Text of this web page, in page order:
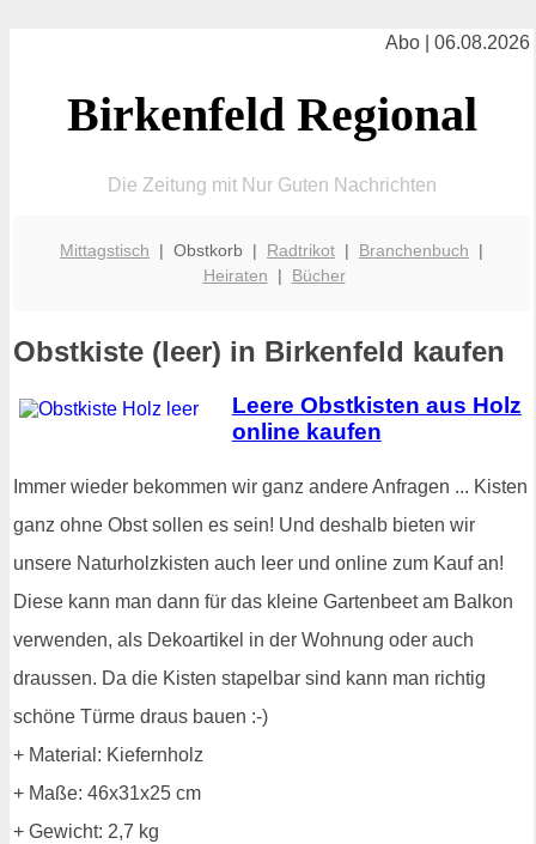
Abo | 06.08.2026
Birkenfeld Regional
Die Zeitung mit Nur Guten Nachrichten
Mittagstisch | Obstkorb | Radtrikot | Branchenbuch |
Heiraten | Bücher
Obstkiste (leer) in Birkenfeld kaufen
Leere Obstkisten aus Holz
online kaufen
Immer wieder bekommen wir ganz andere Anfragen ... Kisten
ganz ohne Obst sollen es sein! Und deshalb bieten wir
unsere Naturholzkisten auch leer und online zum Kauf an!
Diese kann man dann für das kleine Gartenbeet am Balkon
verwenden, als Dekoartikel in der Wohnung oder auch
draussen. Da die Kisten stapelbar sind kann man richtig
schöne Türme draus bauen :-)
+ Material: Kiefernholz
+ Maße: 46x31x25 cm
+ Gewicht: 2,7 kg